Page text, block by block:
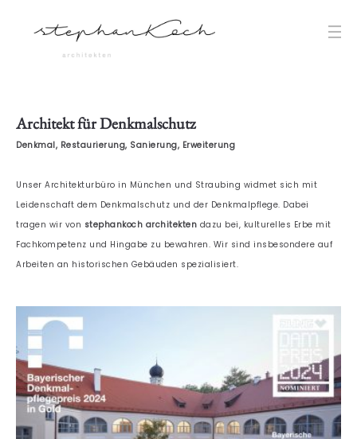
Architekt für Denkmalschutz
Denkmal, Restaurierung, Sanierung, Erweiterung
Unser Architekturbüro in München und Straubing widmet sich mit
Leidenschaft dem Denkmalschutz und der Denkmalpflege. Dabei
tragen wir von stephankoch architekten dazu bei, kulturelles Erbe mit
Fachkompetenz und Hingabe zu bewahren. Wir sind insbesondere auf
Arbeiten an historischen Gebäuden spezialisiert.